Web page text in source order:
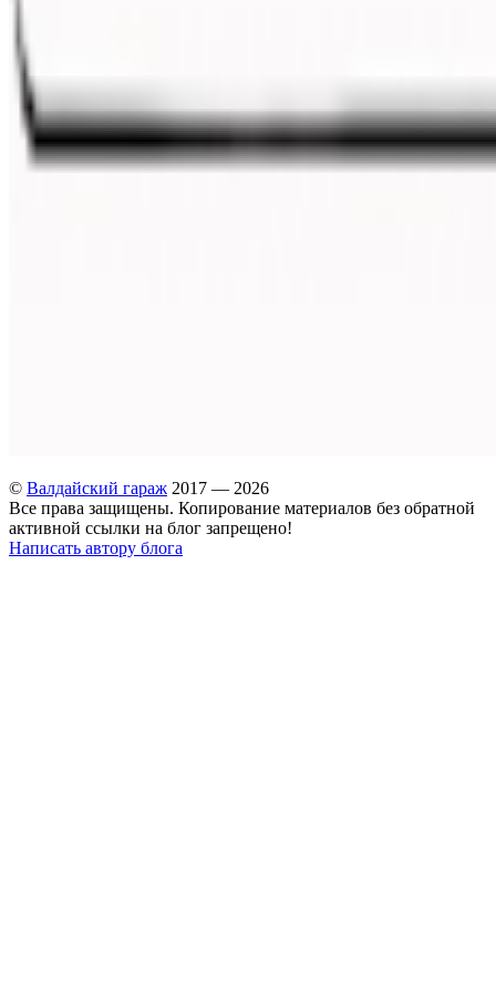
© Валдайский гараж 2017 — 2026
Все права защищены. Копирование материалов без обратной
активной ссылки на блог запрещено!
Написать автору блога